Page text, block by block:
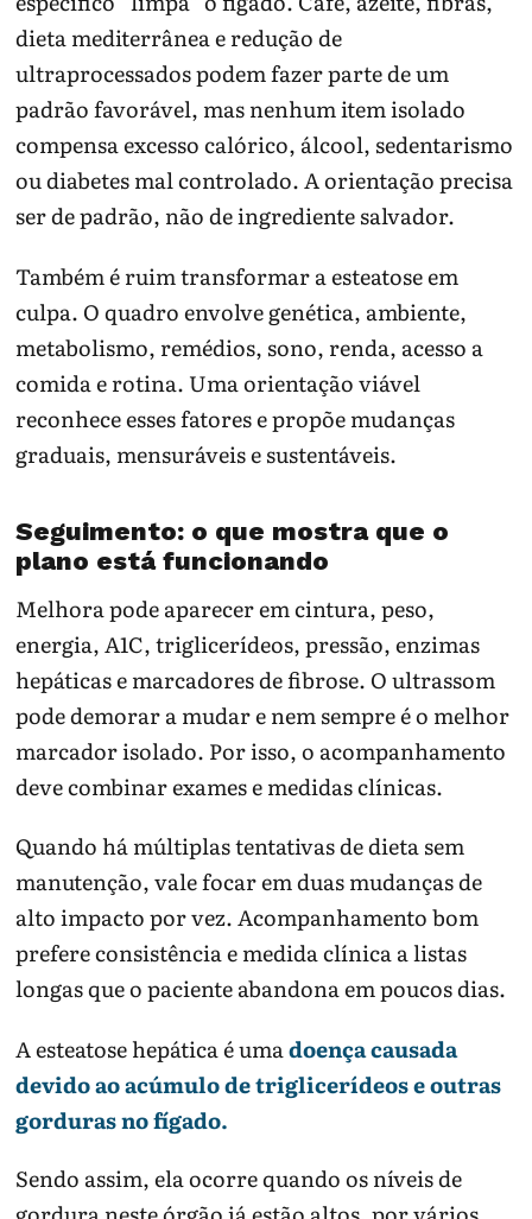
dieta mediterrânea e redução de
ultraprocessados podem fazer parte de um
padrão favorável, mas nenhum item isolado
compensa excesso calórico, álcool, sedentarismo
ou diabetes mal controlado. A orientação precisa
ser de padrão, não de ingrediente salvador.
Também é ruim transformar a esteatose em
culpa. O quadro envolve genética, ambiente,
metabolismo, remédios, sono, renda, acesso a
comida e rotina. Uma orientação viável
reconhece esses fatores e propõe mudanças
graduais, mensuráveis e sustentáveis.
Seguimento: o que mostra que o
plano está funcionando
Melhora pode aparecer em cintura, peso,
energia, A1C, triglicerídeos, pressão, enzimas
hepáticas e marcadores de fibrose. O ultrassom
pode demorar a mudar e nem sempre é o melhor
marcador isolado. Por isso, o acompanhamento
deve combinar exames e medidas clínicas.
Quando há múltiplas tentativas de dieta sem
manutenção, vale focar em duas mudanças de
alto impacto por vez. Acompanhamento bom
prefere consistência e medida clínica a listas
longas que o paciente abandona em poucos dias.
A esteatose hepática é umadoença causada
devido ao acúmulo de triglicerídeos e outras
gorduras no fígado.
Sendo assim, ela ocorre quando os níveis de